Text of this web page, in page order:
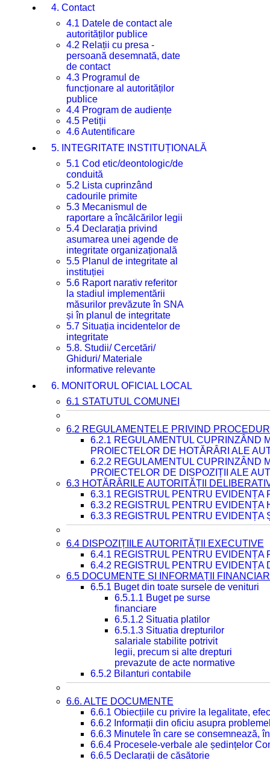
4. Contact
4.1 Datele de contact ale
autorităților publice
4.2 Relații cu presa -
persoană desemnată, date
de contact
4.3 Programul de
funcționare al autorităților
publice
4.4 Program de audiențe
4.5 Petiții
4.6 Autentificare
5. INTEGRITATE INSTITUȚIONALĂ
5.1 Cod etic/deontologic/de
conduită
5.2 Lista cuprinzând
cadourile primite
5.3 Mecanismul de
raportare a încălcărilor legii
5.4 Declarația privind
asumarea unei agende de
integritate organizațională
5.5 Planul de integritate al
instituției
5.6 Raport narativ referitor
la stadiul implementării
măsurilor prevăzute în SNA
și în planul de integritate
5.7 Situația incidentelor de
integritate
5.8. Studii/ Cercetări/
Ghiduri/ Materiale
informative relevante
6. MONITORUL OFICIAL LOCAL
6.1 STATUTUL COMUNEI
6.2 REGULAMENTELE PRIVIND
6.2.1 REGULAMENTUL CUPRINZÂND
PROIECTELOR DE HOTĂRÂRI ALE
6.2.2 REGULAMENTUL CUPRINZÂND
PROIECTELOR DE DISPOZIȚII ALE
6.3 HOTĂRÂRILE AUTORITĂȚII
6.3.1 REGISTRUL PENTRU EVIDENȚA
6.3.2 REGISTRUL PENTRU EVIDENȚA
6.3.3 REGISTRUL PENTRU EVIDENȚA
6.4 DISPOZIȚIILE AUTORITĂȚII EXECUTIVE
6.4.1 REGISTRUL PENTRU EVIDENȚA
6.4.2 REGISTRUL PENTRU EVIDENȚA
6.5 DOCUMENTE ȘI INFORMAȚII
6.5.1 Buget din toate sursele de venituri
6.5.1.1 Buget pe surse
financiare
6.5.1.2 Situatia platilor
6.5.1.3 Situatia drepturilor
salariale stabilite potrivit
legii, precum si alte drepturi
prevazute de acte normative
6.5.2 Bilanturi contabile
6.6. ALTE DOCUMENTE
6.6.1 Obiecțiile cu privire la legalitate,
6.6.2 Informații din oficiu asupra
6.6.3 Minutele în care se consemnează,
6.6.4 Procesele-verbale ale ședințelor
6.6.5 Declarații de căsătorie